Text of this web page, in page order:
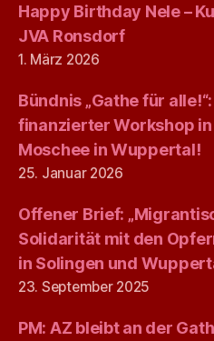
Happy Birthday Nele –
JVA Ronsdorf
1. März 2026
Bündnis „Gathe für
finanzierter Workshop
Moschee in Wuppertal!
25. Januar 2026
Offener Brief:
Solidarität mit den
in Solingen und
23. September 2025
PM: AZ bleibt an der